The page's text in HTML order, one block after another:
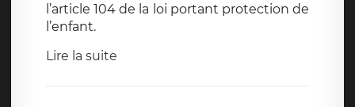
l’article 104 de la loi portant protection de
l’enfant.
Lire la suite